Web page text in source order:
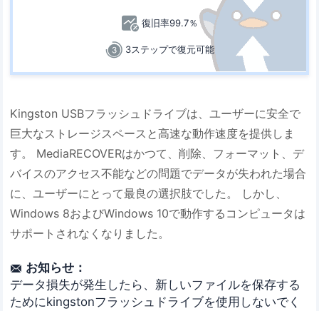
復旧率99.7％
3ステップで復元可能
Kingston USBフラッシュドライブは、ユーザーに安全で
巨大なストレージスペースと高速な動作速度を提供しま
す。 MediaRECOVERはかつて、削除、フォーマット、デ
バイスのアクセス不能などの問題でデータが失われた場合
に、ユーザーにとって最良の選択肢でした。 しかし、
Windows 8およびWindows 10で動作するコンピュータは
サポートされなくなりました。
 お知らせ：
データ損失が発生したら、新しいファイルを保存する
ためにkingstonフラッシュドライブを使用しないでく